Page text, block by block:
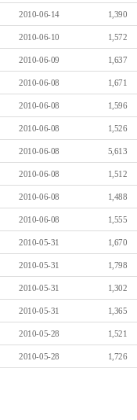
2010-06-14 1,390
2010-06-10 1,572
2010-06-09 1,637
2010-06-08 1,671
2010-06-08 1,596
2010-06-08 1,526
2010-06-08 5,613
2010-06-08 1,512
2010-06-08 1,488
2010-06-08 1,555
2010-05-31 1,670
2010-05-31 1,798
2010-05-31 1,302
2010-05-31 1,365
2010-05-28 1,521
2010-05-28 1,726